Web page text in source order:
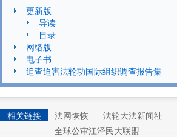
更新版
导读
目录
网络版
电子书
追查迫害法轮功国际组织调查报告集
相关链接 法网恢恢 法轮大法新闻社
全球公审江泽民大联盟